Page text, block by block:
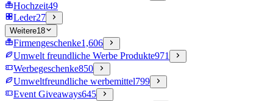
Hochzeit49
Leder27
Weitere18
Firmengeschenke1,606
Umwelt freundliche Werbe Produkte971
Werbegeschenke850
Umweltfreundliche werbemittel799
Event Giveaways645